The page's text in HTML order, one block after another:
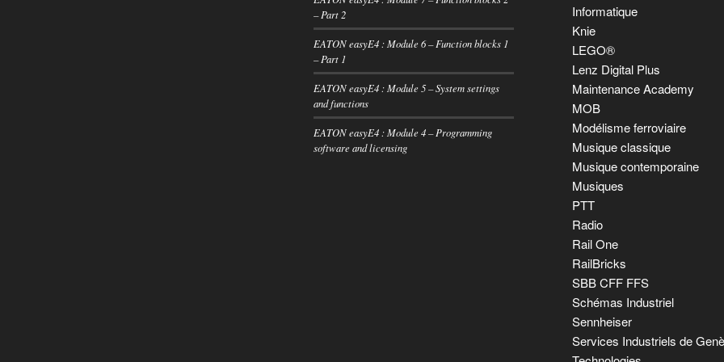
– Part 2
EATON easyE4 : Module 6 – Function blocks 1
– Part 1
EATON easyE4 : Module 5 – System settings
and functions
EATON easyE4 : Module 4 – Programming
software and licensing
Informatique
Knie
LEGO®
Lenz Digital Plus
Maintenance Academy
MOB
Modélisme ferroviaire
Musique classique
Musique contemporaine
Musiques
PTT
Radio
Rail One
RailBricks
SBB CFF FFS
Schémas Industriel
Sennheiser
Services Industriels de